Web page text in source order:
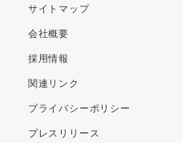
サイトマップ
会社概要
採用情報
関連リンク
プライバシーポリシー
プレスリリース